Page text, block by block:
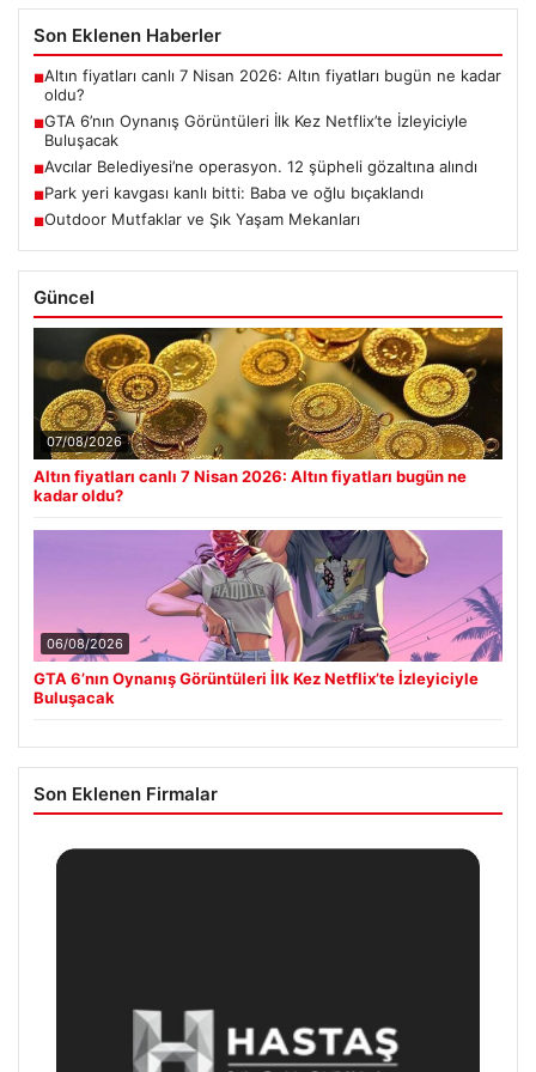
Son Eklenen Haberler
■Altın fiyatları canlı 7 Nisan 2026: Altın fiyatları bugün ne kadar
oldu?
■GTA 6’nın Oynanış Görüntüleri İlk Kez Netflix’te İzleyiciyle
Buluşacak
■Avcılar Belediyesi’ne operasyon. 12 şüpheli gözaltına alındı
■Park yeri kavgası kanlı bitti: Baba ve oğlu bıçaklandı
■Outdoor Mutfaklar ve Şık Yaşam Mekanları
Güncel
07/08/2026
Altın fiyatları canlı 7 Nisan 2026: Altın fiyatları bugün ne
kadar oldu?
06/08/2026
GTA 6’nın Oynanış Görüntüleri İlk Kez Netflix’te İzleyiciyle
Buluşacak
Son Eklenen Firmalar